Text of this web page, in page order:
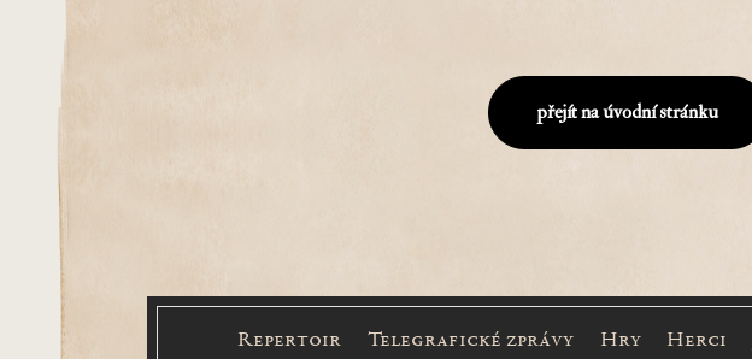
přejít na úvodní stránku
Repertoir Telegrafické zprávy Hry Herci